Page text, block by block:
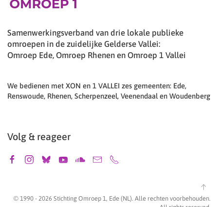
Samenwerkingsverband van drie lokale publieke
omroepen in de zuidelijke Gelderse Vallei:
Omroep Ede, Omroep Rhenen en Omroep 1 Vallei
We bedienen met XON en 1 VALLEI zes gemeenten: Ede,
Renswoude, Rhenen, Scherpenzeel, Veenendaal en Woudenberg
Volg & reageer
© 1990 - 2026 Stichting Omroep 1, Ede (NL). Alle rechten voorbehouden.